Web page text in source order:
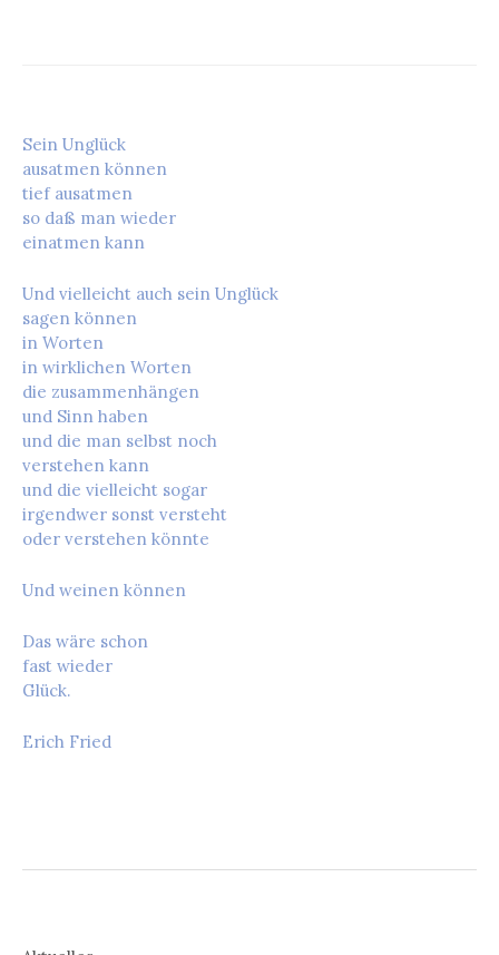
Sein Unglück
ausatmen können
tief ausatmen
so daß man wieder
einatmen kann
Und vielleicht auch sein Unglück
sagen können
in Worten
in wirklichen Worten
die zusammenhängen
und Sinn haben
und die man selbst noch
verstehen kann
und die vielleicht sogar
irgendwer sonst versteht
oder verstehen könnte
Und weinen können
Das wäre schon
fast wieder
Glück.
Erich Fried